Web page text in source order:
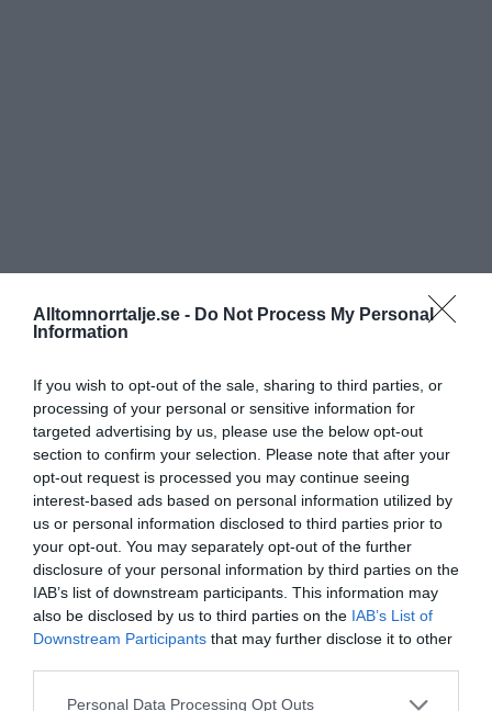
Alltomnorrtalje.se - Do Not Process My Personal
Information
If you wish to opt-out of the sale, sharing to third parties, or
processing of your personal or sensitive information for
targeted advertising by us, please use the below opt-out
section to confirm your selection. Please note that after your
opt-out request is processed you may continue seeing
interest-based ads based on personal information utilized by
us or personal information disclosed to third parties prior to
your opt-out. You may separately opt-out of the further
disclosure of your personal information by third parties on the
IAB’s list of downstream participants. This information may
also be disclosed by us to third parties on the IAB’s List of
Downstream Participants that may further disclose it to other
Personal Data Processing Opt Outs